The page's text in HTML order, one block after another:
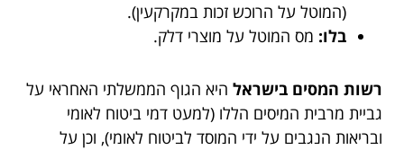
(המוטל על הרוכש זכות במקרקעין).
בלו: מס המוטל על מוצרי דלק.
רשות המסים בישראל היא הגוף הממשלתי האחראי על
גביית מרבית המיסים הללו (למעט דמי ביטוח לאומי
ובריאות הנגבים על ידי המוסד לביטוח לאומי), וכן על